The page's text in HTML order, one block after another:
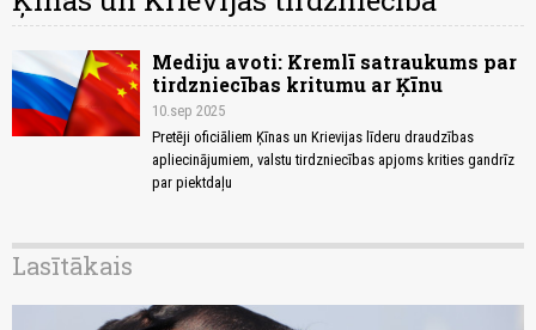
Mediju avoti: Kremlī satraukums par
tirdzniecības kritumu ar Ķīnu
10.sep 2025
Pretēji oficiāliem Ķīnas un Krievijas līderu draudzības
apliecinājumiem, valstu tirdzniecības apjoms krities gandrīz
par piektdaļu
Lasītākais